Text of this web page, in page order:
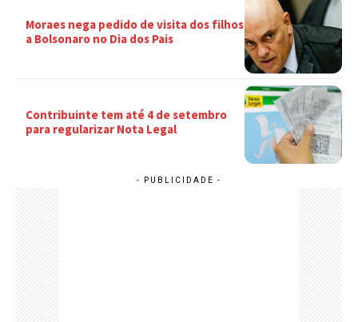
Moraes nega pedido de visita dos filhos
a Bolsonaro no Dia dos Pais
Contribuinte tem até 4 de setembro
para regularizar Nota Legal